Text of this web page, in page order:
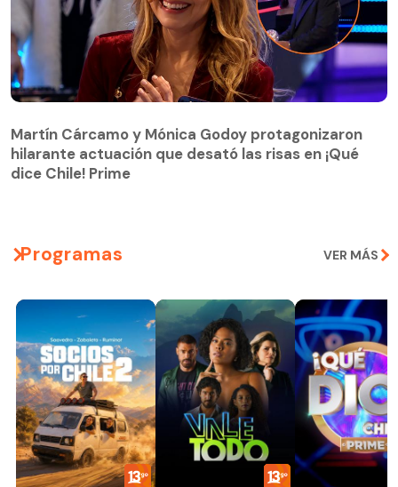
hilarante actuación que desató las risas en ¡Qué
dice Chile! Prime
Martín Cárcamo y Mónica Godoy protagonizaron
hilarante actuación que desató las risas en ¡Qué
dice Chile! Prime
Programas VER MÁS